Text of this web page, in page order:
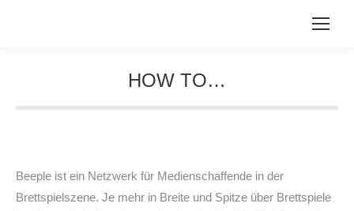
HOW TO…
Beeple ist ein Netzwerk für Medienschaffende in der
Brettspielszene. Je mehr in Breite und Spitze über Brettspiele